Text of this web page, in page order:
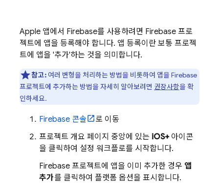
Apple 앱에서 Firebase를 사용하려면 Firebase 프로
젝트에 앱을 등록해야 합니다. 앱 등록이란 보통 프로젝
트에 앱을 '추가'하는 것을 의미합니다.
참고:여러 변형을 처리하는 방법을 비롯하여 앱을 Firebase
프로젝트에 추가하는 방법을 자세히 알아보려면 권장사항을 확
인하세요.
Firebase 콘솔
로 이동
프로젝트 개요 페이지 중앙에 있는 iOS+아이콘
을 클릭하여 설정 워크플로를 시작합니다.
Firebase 프로젝트에 앱을 이미 추가한 경우 앱
추가를 클릭하여 플랫폼 옵션을 표시합니다.